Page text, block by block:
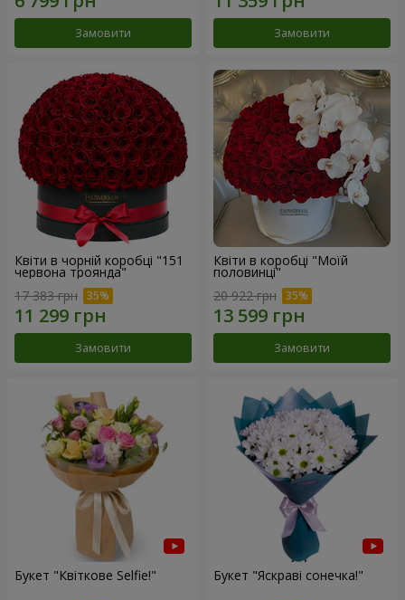
Замовити Замовити
Квіти в чорній коробці "151
червона троянда"
17 383 грн
Замовити
Квіти в коробці "Моїй
половинці"
20 922 грн
Замовити
Букет "Квіткове Selfie!" Букет "Яскраві сонечка!"